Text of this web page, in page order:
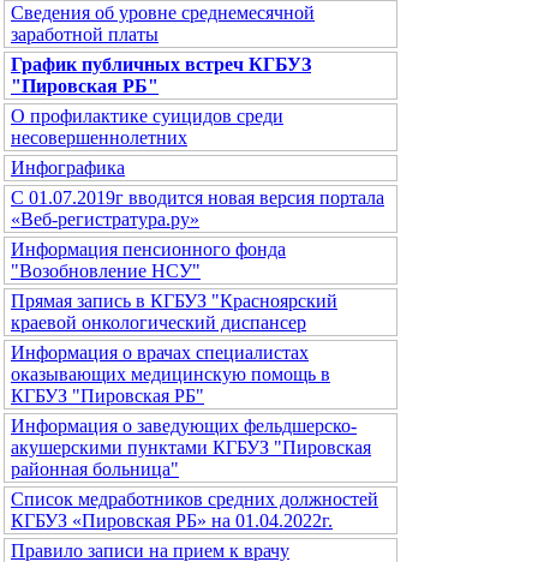
Сведения об уровне среднемесячной
заработной платы
График публичных встреч КГБУЗ
"Пировская РБ"
О профилактике суицидов среди
несовершеннолетних
Инфографика
С 01.07.2019г вводится новая версия портала
«Веб-регистратура.ру»
Информация пенсионного фонда
"Возобновление НСУ"
Прямая запись в КГБУЗ "Красноярский
краевой онкологический диспансер
Информация о врачах специалистах
оказывающих медицинскую помощь в
КГБУЗ "Пировская РБ"
Информация о заведующих фельдшерско-
акушерскими пунктами КГБУЗ "Пировская
районная больница"
Список медработников средних должностей
КГБУЗ «Пировская РБ» на 01.04.2022г.
Правило записи на прием к врачу